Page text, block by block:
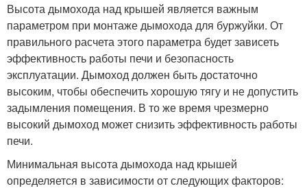
Высота дымохода над крышей является важным
параметром при монтаже дымохода для буржуйки. От
правильного расчета этого параметра будет зависеть
эффективность работы печи и безопасность
эксплуатации. Дымоход должен быть достаточно
высоким, чтобы обеспечить хорошую тягу и не допустить
задымления помещения. В то же время чрезмерно
высокий дымоход может снизить эффективность работы
печи.
Минимальная высота дымохода над крышей
определяется в зависимости от следующих факторов: